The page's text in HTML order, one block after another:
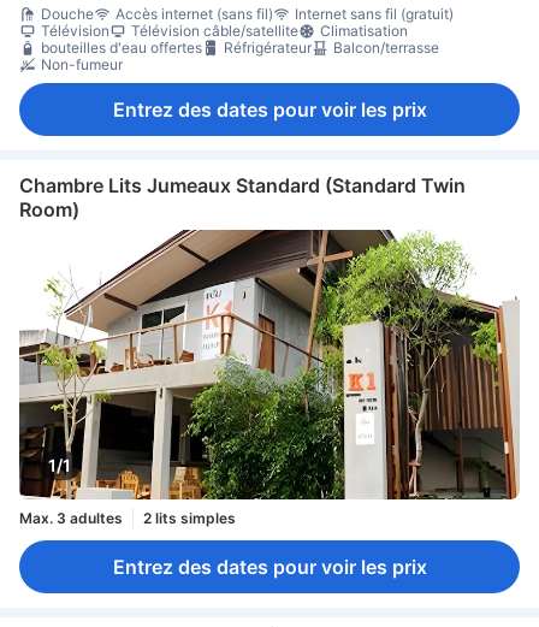
Douche Accès internet (sans fil)
Internet sans fil (gratuit)
Télévision
Télévision câble/satellite
Climatisation
bouteilles d'eau offertes
Réfrigérateur
Balcon/terrasse
Non-fumeur
Entrez des dates pour voir les prix
Chambre Lits Jumeaux Standard (Standard Twin
Room)
1/1
Max. 3 adultes 2 lits simples
Entrez des dates pour voir les prix